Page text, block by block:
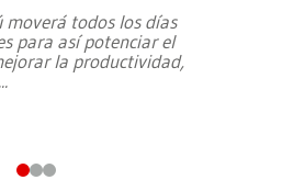
moverá todos los días
para así potenciar el
la productividad,